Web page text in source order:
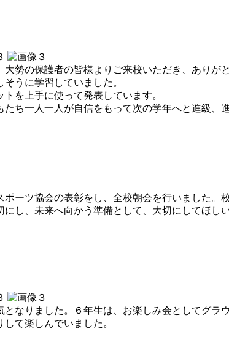
勢の保護者の皆様よりご来校いただき、ありが
うに学習していました。
を上手に使って発表しています。
ち一人一人が自信をもって次の学年へと進級、
ーツ協会の表彰をし、全校朝会を行いました。
し、未来へ向かう準備として、大切にしてほし
なりました。６年生は、お楽しみ会としてグラ
て楽しんでいました。